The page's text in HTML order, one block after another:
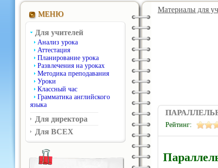
МЕНЮ
Для учителей
Анализ урока
Аттестация
Планирование урока
Развлечения на уроках
Методика преподавания
Уроки
Классный час
Грамматика английского
языка
Для директора
Для ВСЕХ
Материалы для
Рейтинг: